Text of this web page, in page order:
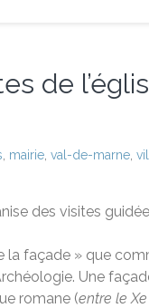
de
mairie val-de-marne
des visites
la façade » que
Une
romane (entre le